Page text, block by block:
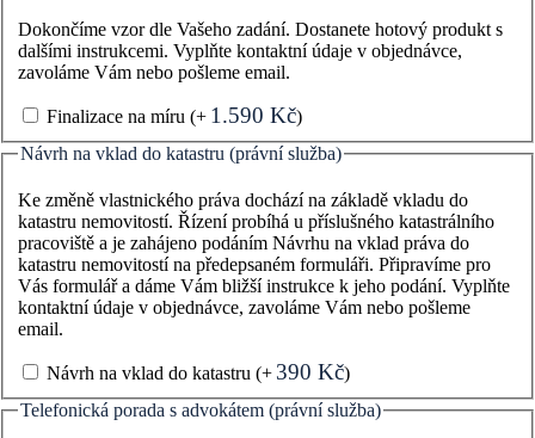
Dokončíme vzor dle Vašeho zadání. Dostanete hotový produkt s
dalšími instrukcemi. Vyplňte kontaktní údaje v objednávce,
zavoláme Vám nebo pošleme email.
Finalizace na míru(+ 1.590Kč)
Návrh na vklad do katastru (právní služba)
Ke změně vlastnického práva dochází na základě vkladu do
katastru nemovitostí. Řízení probíhá u příslušného katastrálního
pracoviště a je zahájeno podáním Návrhu na vklad práva do
katastru nemovitostí na předepsaném formuláři. Připravíme pro
Vás formulář a dáme Vám bližší instrukce k jeho podání. Vyplňte
kontaktní údaje v objednávce, zavoláme Vám nebo pošleme
email.
Návrh na vklad do katastru(+ 390Kč)
Telefonická porada s advokátem (právní služba)